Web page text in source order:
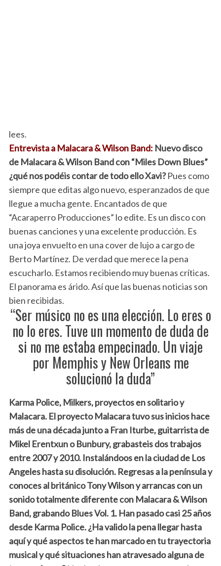
lees.
Entrevista a Malacara & Wilson Band: Nuevo disco
de Malacara & Wilson Band con “Miles Down Blues”
¿qué nos podéis contar de todo ello Xavi?Pues como
siempre que editas algo nuevo, esperanzados de que
llegue a mucha gente. Encantados de que
“Acaraperro Producciones” lo edite. Es un disco con
buenas canciones y una excelente producción. Es
una joya envuelto en una cover de lujo a cargo de
Berto Martínez. De verdad que merece la pena
escucharlo. Estamos recibiendo muy buenas críticas.
El panorama es árido. Así que las buenas noticias son
bien recibidas.
“Ser músico no es una elección. Lo eres o
no lo eres. Tuve un momento de duda de
si no me estaba empecinado. Un viaje
por Memphis y New Orleans me
solucionó la duda”
Karma Police, Milkers, proyectos en solitario y
Malacara. El proyecto Malacara tuvo sus inicios hace
más de una década junto a Fran Iturbe, guitarrista de
Mikel Erentxun o Bunbury, grabasteis dos trabajos
entre 2007 y 2010. Instalándoos en la ciudad de Los
Angeles hasta su disolución. Regresas a la península y
conoces al británico Tony Wilson y arrancas con un
sonido totalmente diferente con Malacara & Wilson
Band, grabando Blues Vol. 1. Han pasado casi 25 años
desde Karma Police. ¿Ha valido la pena llegar hasta
aquí y qué aspectos te han marcado en tu trayectoria
musical y qué situaciones han atravesado alguna de